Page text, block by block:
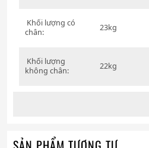
Khối lượng có
chân:
23kg
Khối lượng
không chân:
22kg